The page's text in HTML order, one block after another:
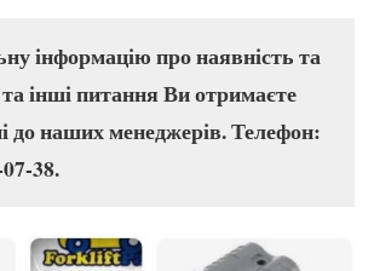
інформацію про наявність та
інші питання Ви отримаєте
до наших менеджерів. Телефон:
38.